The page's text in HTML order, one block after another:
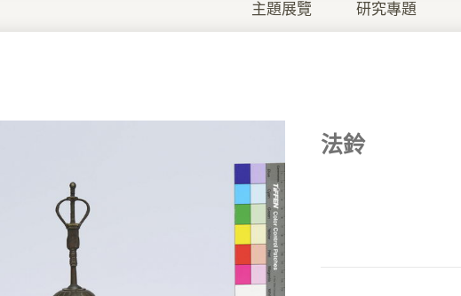
主題展覽 研究專題
法鈴